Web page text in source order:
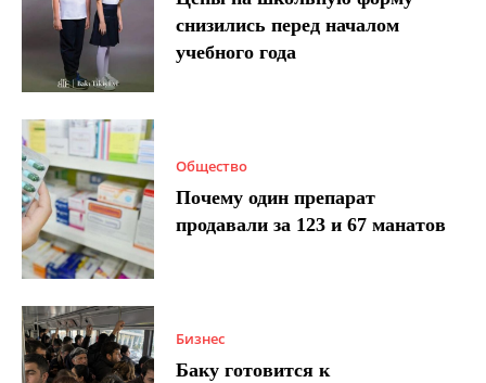
снизились перед началом
учебного года
Общество
Почему один препарат
продавали за 123 и 67 манатов
Бизнес
Баку готовится к